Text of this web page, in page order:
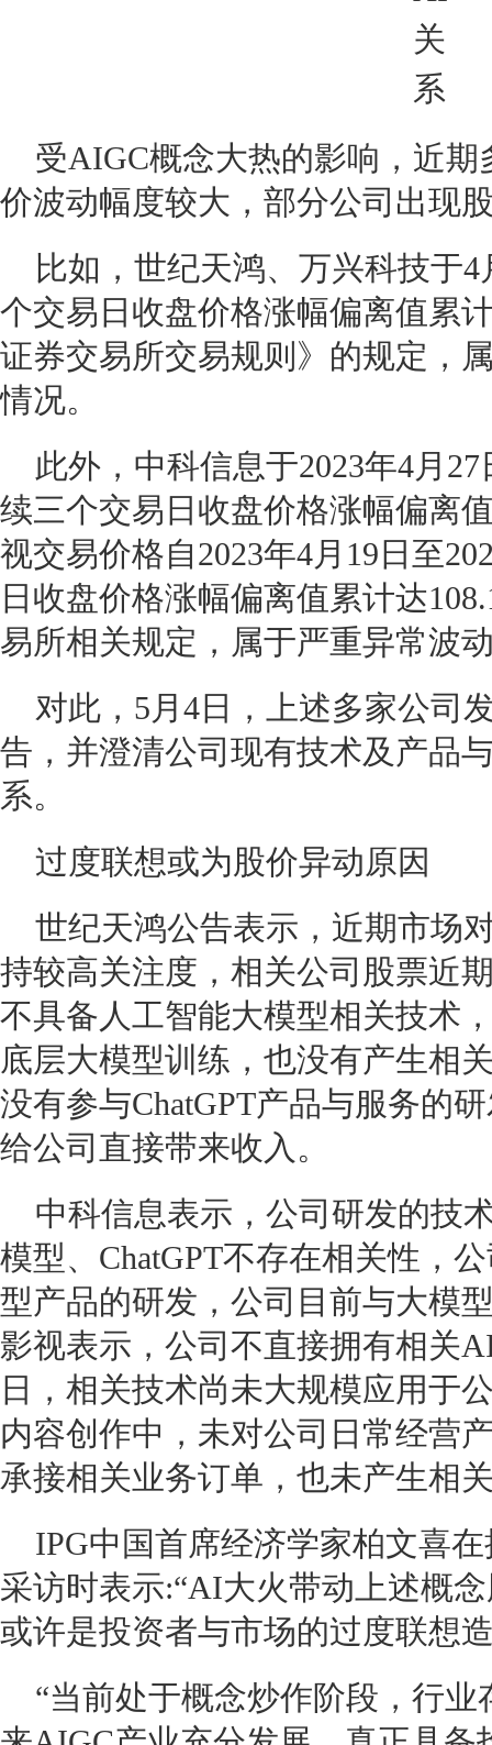
受AIGC概念大热的影响，近
价波动幅度较大，部分公司出现
比如，世纪天鸿、万兴科技于
个交易日收盘价格涨幅偏离值累
证券交易所交易规则》的规定，
情况。
此外，中科信息于2023年4月
续三个交易日收盘价格涨幅偏离
视交易价格自2023年4月19日至
日收盘价格涨幅偏离值累计达
易所相关规定，属于严重异常波
对此，5月4日，上述多家公司
告，并澄清公司现有技术及产品
系。
过度联想或为股价异动原因
世纪天鸿公告表示，近期市场
持较高关注度，相关公司股票近
不具备人工智能大模型相关技术
底层大模型训练，也没有产生相
没有参与ChatGPT产品与服务的
给公司直接带来收入。
中科信息表示，公司研发的技
模型、ChatGPT不存在相关性，
型产品的研发，公司目前与大模
影视表示，公司不直接拥有相关
日，相关技术尚未大规模应用于
内容创作中，未对公司日常经营
承接相关业务订单，也未产生相
IPG中国首席经济学家柏文喜
采访时表示:“AI大火带动上述概
或许是投资者与市场的过度联想
“当前处于概念炒作阶段，行